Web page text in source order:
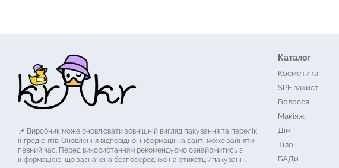
📌 Виробник може оновлювати зовнішній вигляд пакування та перелік
інгредієнтів. Оновлення відповідної інформації на сайті може зайняти
певний час. Перед використанням рекомендуємо ознайомитись з
інформацією, що зазначена безпосередньо на етикетці/пакуванні.
Каталог
Косметика
SPF захист
Волосся
Макіяж
Дім
Тіло
БАДи